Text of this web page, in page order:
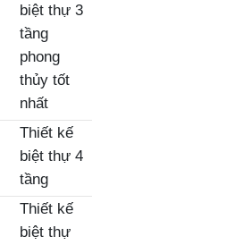
biệt thự 3
tầng
phong
thủy tốt
nhất
Thiết kế
biệt thự 4
tầng
Thiết kế
biệt thự